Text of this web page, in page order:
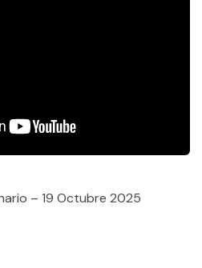
– 19 Octubre 2025